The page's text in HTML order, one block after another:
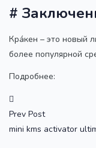
#
Кра́кен – это новый
более популярной
Подробнее:
Prev Post
mini kms activator